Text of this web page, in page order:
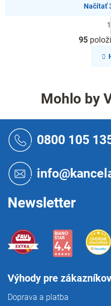
Načítať
1
95
Mohlo by
0800 105
Newsletter
Výhody pre zákazníkov
Doprava a platba